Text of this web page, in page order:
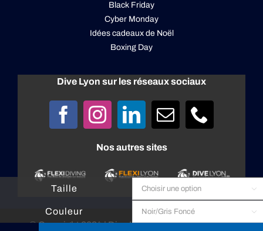
Taille 
Couleur 
Black Friday
Cyber Monday
Idées cadeaux de Noël
Boxing Day
Dive Lyon sur les réseaux sociaux
Nos autres sites
© Copyright 2024 |Dive Lyon| All rights reserved |